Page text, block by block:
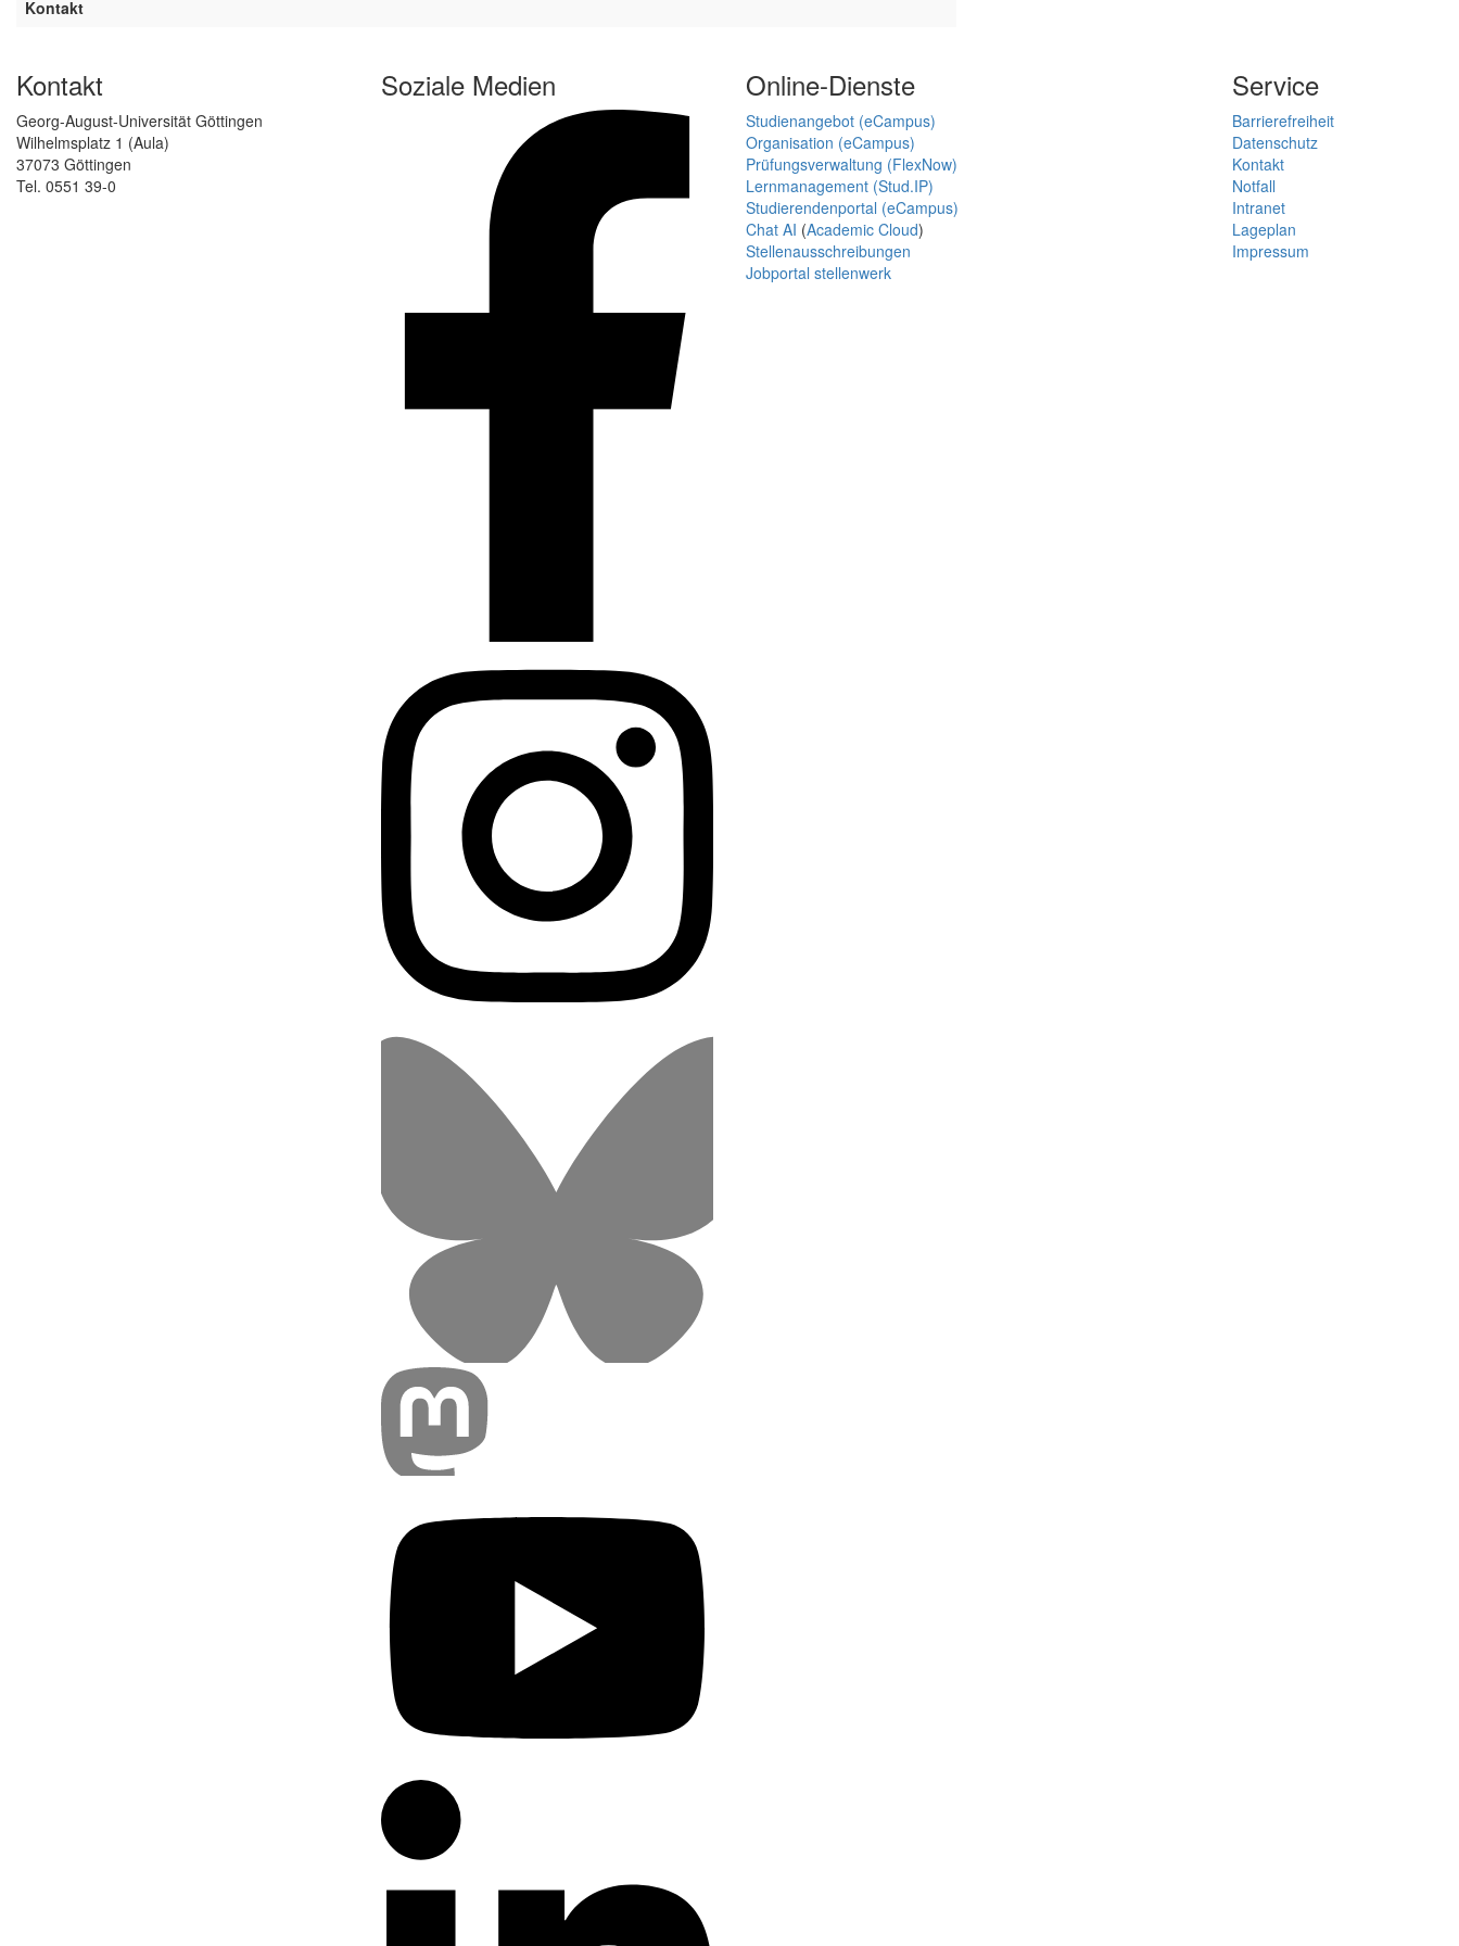
Kontakt
Kontakt
Georg-August-Universität Göttingen
Wilhelmsplatz 1 (Aula)
37073 Göttingen
Tel. 0551 39-0
Soziale Medien Online-Dienste
Studienangebot (eCampus)
Organisation (eCampus)
Prüfungsverwaltung (FlexNow)
Lernmanagement (Stud.IP)
Studierendenportal (eCampus)
Chat AI (Academic Cloud)
Stellenausschreibungen
Jobportal stellenwerk
Service
Barrierefreiheit
Datenschutz
Kontakt
Notfall
Intranet
Lageplan
Impressum